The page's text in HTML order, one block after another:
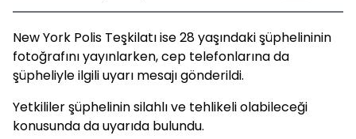
New York Polis Teşkilatı ise 28 yaşındaki şüphelininin
fotoğrafını yayınlarken, cep telefonlarına da
şüpheliyle ilgili uyarı mesajı gönderildi.
Yetkililer şüphelinin silahlı ve tehlikeli olabileceği
konusunda da uyarıda bulundu.